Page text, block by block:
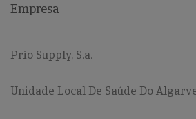
Empresa
Prio Supply, S.a.
Unidade Local De Saúde Do